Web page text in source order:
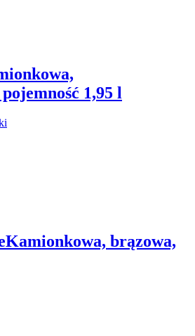
1,95 l
Kamionkowa, brązowa,